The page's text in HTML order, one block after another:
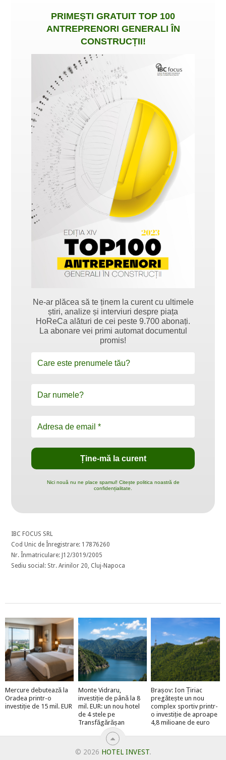
PRIMEȘTI GRATUIT TOP 100
ANTREPRENORI GENERALI ÎN
CONSTRUCȚII!
Ne-ar plăcea să te ținem la curent cu ultimele
știri, analize și interviuri despre piața
HoReCa alături de cei peste 9.700 abonați.
La abonare vei primi automat documentul
promis!
Nici nouă nu ne place spamul! Citește politica noastră de
confidențialitate.
IBC FOCUS SRL
Cod Unic de Înregistrare: 17876260
Nr. Înmatriculare: J12/3019/2005
Sediu social: Str. Arinilor 20, Cluj-Napoca
Mercure debutează la
Oradea printr-o
investiție de 15 mil. EUR
Monte Vidraru,
investiție de până la 8
mil. EUR: un nou hotel
de 4 stele pe
Transfăgărășan
Brașov: Ion Țiriac
pregătește un nou
complex sportiv printr-
o investiție de aproape
4,8 milioane de euro
© 2026 HOTEL INVEST.